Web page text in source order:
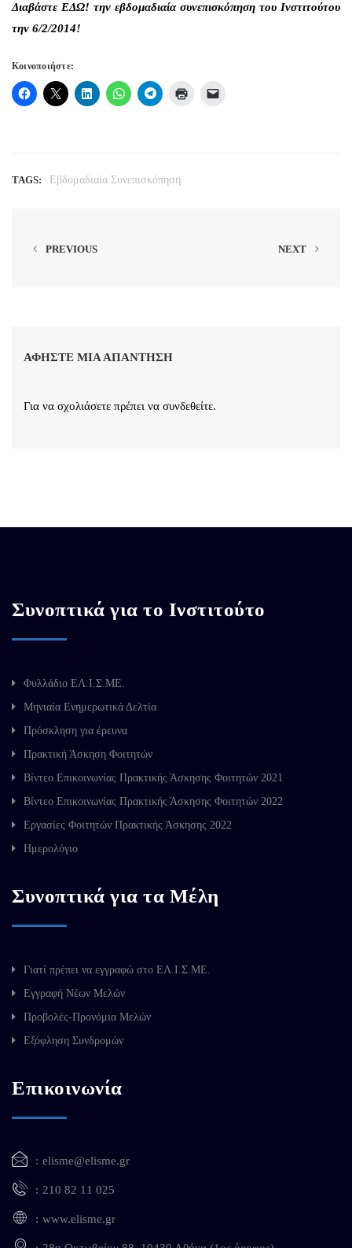
Διαβάστε ΕΔΩ! την εβδομαδιαία συνεπισκόπηση του Ινστιτούτου
την 6/2/2014!
Κοινοποιήστε:
TAGS: Εβδομαδιαία Συνεπισκόπηση
PREVIOUS NEXT
ΑΦΉΣΤΕ ΜΙΑ ΑΠΆΝΤΗΣΗ
Για να σχολιάσετε πρέπει να συνδεθείτε.
Συνοπτικά για το Ινστιτούτο
Φυλλάδιο ΕΛ.Ι.Σ.ΜΕ.
Μηνιαία Ενημερωτικά Δελτία
Πρόσκληση για έρευνα
Πρακτική Άσκηση Φοιτητών
Βίντεο Επικοινωνίας Πρακτικής Άσκησης Φοιτητών 2021
Βίντεο Επικοινωνίας Πρακτικής Άσκησης Φοιτητών 2022
Εργασίες Φοιτητών Πρακτικής Άσκησης 2022
Ημερολόγιο
Συνοπτικά για τα Μέλη
Γιατί πρέπει να εγγραφώ στο ΕΛ.Ι.Σ.ΜΕ.
Εγγραφή Νέων Μελών
Προβολές-Προνόμια Μελών
Εξόφληση Συνδρομών
Επικοινωνία
elisme@elisme.gr
210 82 11 025
www.elisme.gr